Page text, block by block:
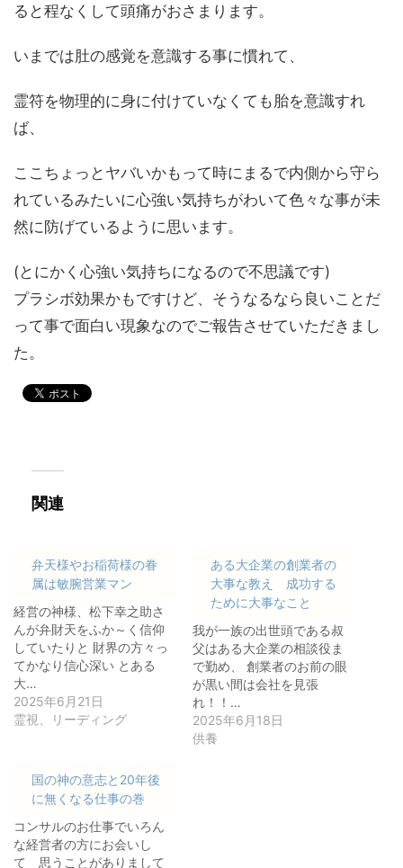
ると程なくして頭痛がおさまります。
いまでは肚の感覚を意識する事に慣れて、
霊符を物理的に身に付けていなくても胎を意識すれ
ば、
ここちょっとヤバいかもって時にまるで内側から守ら
れているみたいに心強い気持ちがわいて色々な事が未
然に防げているように思います。
(とにかく心強い気持ちになるので不思議です)
プラシボ効果かもですけど、そうなるなら良いことだ
って事で面白い現象なのでご報告させていただきまし
た。
関連
弁天様やお稲荷様の眷
属は敏腕営業マン
経営の神様、松下幸之助さ
んが弁財天をふか～く信仰
していたりと 財界の方々っ
てかなり信心深い とある
大…
2025年6月21日
霊視、リーディング
ある大企業の創業者の
大事な教え 成功する
ために大事なこと
我が一族の出世頭である叔
父はある大企業の相談役ま
で勤め、 創業者のお前の眼
が黒い間は会社を見張
れ！！…
2025年6月18日
供養
国の神の意志と20年後
に無くなる仕事の巻
コンサルのお仕事でいろん
な経営者の方にお会いし
て 思うことがありまして